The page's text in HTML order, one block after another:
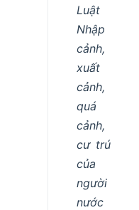
Luật
Nhập
cảnh,
xuất
cảnh,
quá
cảnh,
cư trú
của
người
nước